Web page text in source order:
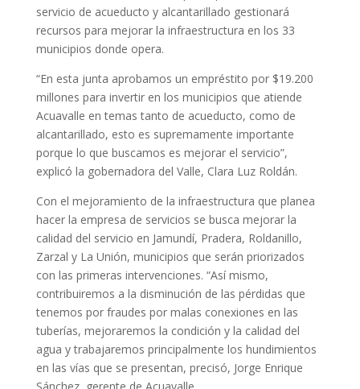
servicio de acueducto y alcantarillado gestionará
recursos para mejorar la infraestructura en los 33
municipios donde opera.
“En esta junta aprobamos un empréstito por $19.200
millones para invertir en los municipios que atiende
Acuavalle en temas tanto de acueducto, como de
alcantarillado, esto es supremamente importante
porque lo que buscamos es mejorar el servicio”,
explicó la gobernadora del Valle, Clara Luz Roldán.
Con el mejoramiento de la infraestructura que planea
hacer la empresa de servicios se busca mejorar la
calidad del servicio en Jamundí, Pradera, Roldanillo,
Zarzal y La Unión, municipios que serán priorizados
con las primeras intervenciones. “Así mismo,
contribuiremos a la disminución de las pérdidas que
tenemos por fraudes por malas conexiones en las
tuberías, mejoraremos la condición y la calidad del
agua y trabajaremos principalmente los hundimientos
en las vías que se presentan, precisó, Jorge Enrique